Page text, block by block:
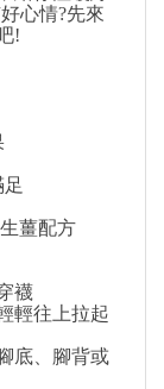
心情?先來
!
薑配方
襪
輕往上拉起
底、腳背或